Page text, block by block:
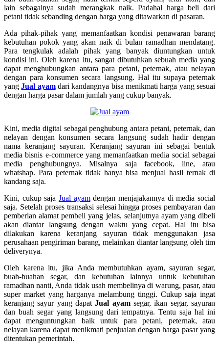
lain sebagainya sudah merangkak naik. Padahal harga beli dari
petani tidak sebanding dengan harga yang ditawarkan di pasaran.
Ada pihak-pihak yang memanfaatkan kondisi penawaran barang
kebutuhan pokok yang akan naik di bulan ramadhan mendatang.
Para tengkulak adalah pihak yang banyak diuntungkan untuk
kondisi ini. Oleh karena itu, sangat dibutuhkan sebuah media yang
dapat menghubungkan antara para petani, peternak, atau nelayan
dengan para konsumen secara langsung. Hal itu supaya peternak
yangJual ayamdari kandangnya bisa menikmati harga yang sesuai
dengan harga pasar dalam jumlah yang cukup banyak.
Kini, media digital sebagai penghubung antara petani, peternak, dan
nelayan dengan konsumen secara langsung sudah hadir dengan
nama keranjang sayuran. Keranjang sayuran ini sebagai bentuk
media bisnis e-commerce yang memanfaatkan media social sebagai
media penghubungnya. Misalnya saja facebook, line, atau
whatshap. Para peternak tidak hanya bisa menjual hasil ternak di
kandang saja.
Kini, cukup saja Jual ayamdengan menjajakannya di media social
saja. Setelah proses transaksi selesai hingga proses pembayaran dan
pemberian alamat pembeli yang jelas, selanjutnya ayam yang dibeli
akan diantar langsung dengan waktu yang cepat. Hal itu bisa
dilakukan karena keranjang sayuran tidak menggunakan jasa
perusahaan pengiriman barang, melainkan diantar langsung oleh tim
deliverynya.
Oleh karena itu, jika Anda membutuhkan ayam, sayuran segar,
buah-buahan segar, dan kebutuhan lainnya untuk kebutuhan
ramadhan nanti, Anda tidak usah membelinya di warung, pasar, atau
super market yang harganya melambung tinggi. Cukup saja ingat
keranjang sayur yang dapatJual ayamsegar, ikan segar, sayuran
dan buah segar yang langsung dari tempatnya. Tentu saja hal ini
dapat menguntungkan baik untuk para petani, peternak, atau
nelayan karena dapat menikmati penjualan dengan harga pasar yang
ditentukan pemerintah.